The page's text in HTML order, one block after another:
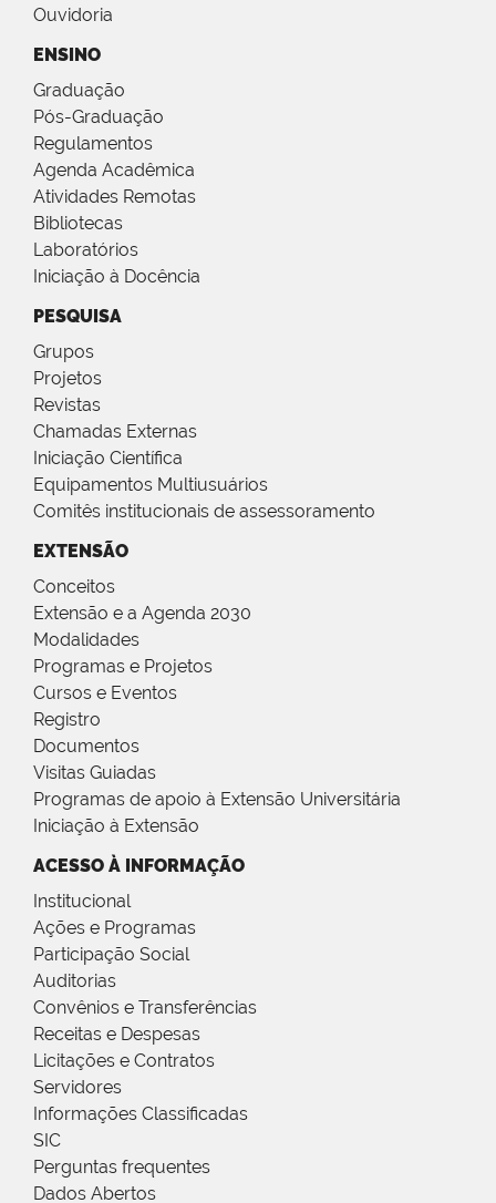
Ouvidoria
ENSINO
Graduação
Pós-Graduação
Regulamentos
Agenda Acadêmica
Atividades Remotas
Bibliotecas
Laboratórios
Iniciação à Docência
PESQUISA
Grupos
Projetos
Revistas
Chamadas Externas
Iniciação Científica
Equipamentos Multiusuários
Comitês institucionais de assessoramento
EXTENSÃO
Conceitos
Extensão e a Agenda 2030
Modalidades
Programas e Projetos
Cursos e Eventos
Registro
Documentos
Visitas Guiadas
Programas de apoio à Extensão Universitária
Iniciação à Extensão
ACESSO À INFORMAÇÃO
Institucional
Ações e Programas
Participação Social
Auditorias
Convênios e Transferências
Receitas e Despesas
Licitações e Contratos
Servidores
Informações Classificadas
SIC
Perguntas frequentes
Dados Abertos